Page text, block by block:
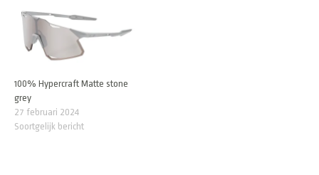
100% Hypercraft Matte stone
grey
27 februari 2024
Soortgelijk bericht